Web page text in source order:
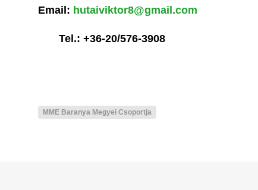
Email: hutaiviktor8@gmail.com
Tel.: +36-20/576-3908
MME Baranya Megyei Csoportja